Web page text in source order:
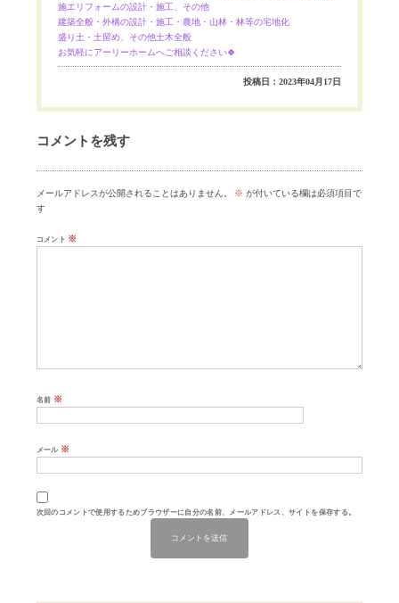
施エリフォームの設計・施工、その他
建築全般・外構の設計・施工・農地・山林・林等の宅地化
盛り土・土留め、その他土木全般
お気軽にアーリーホームへご相談ください🍀
投稿日：2023年04月17日
コメントを残す
メールアドレスが公開されることはありません。 ※ が付いている欄は必須項目で
す
コメント ※
名前 ※
メール ※
次回のコメントで使用するためブラウザーに自分の名前、メールアドレス、サイトを保存する。